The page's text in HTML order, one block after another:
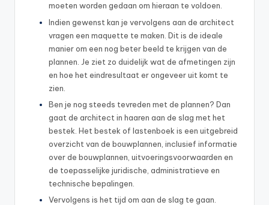
moeten worden gedaan om hieraan te voldoen.
Indien gewenst kan je vervolgens aan de architect
vragen een maquette te maken. Dit is de ideale
manier om een nog beter beeld te krijgen van de
plannen. Je ziet zo duidelijk wat de afmetingen zijn
en hoe het eindresultaat er ongeveer uit komt te
zien.
Ben je nog steeds tevreden met de plannen? Dan
gaat de architect in haaren aan de slag met het
bestek. Het bestek of lastenboek is een uitgebreid
overzicht van de bouwplannen, inclusief informatie
over de bouwplannen, uitvoeringsvoorwaarden en
de toepasselijke juridische, administratieve en
technische bepalingen.
Vervolgens is het tijd om aan de slag te gaan.